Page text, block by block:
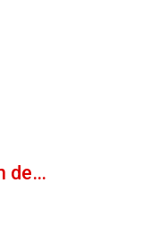
de…